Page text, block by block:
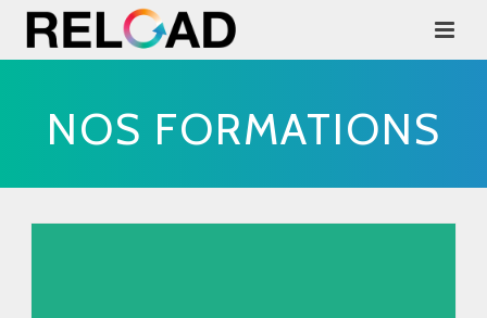
NOS FORMATIONS